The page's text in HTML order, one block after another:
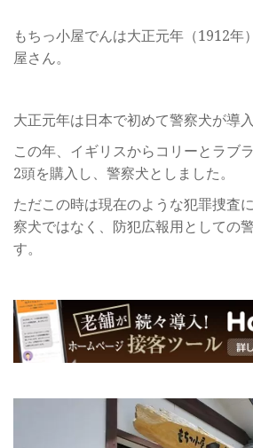
もちっ小屋でんは大正元年（1912年
屋さん。
大正元年は日本で初めて警察犬が導入
この年、イギリスからコリーとラブ
2頭を購入し、警察犬としました。
ただこの時は現在のような犯罪捜査
察犬ではなく、防犯広報用としての
す。